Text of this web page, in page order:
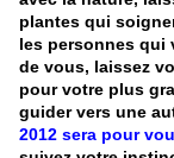
plantes qui
les personnes qui
de vous, laissez
pour votre plus
guider vers une
2012 sera pour